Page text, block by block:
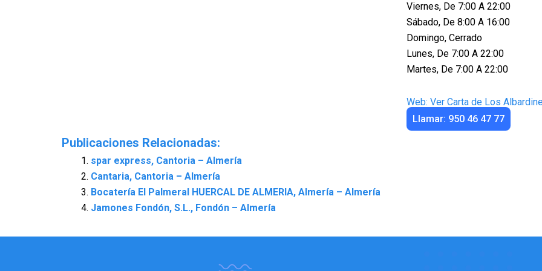
Viernes, De 7:00 A 22:00
Sábado, De 8:00 A 16:00
Domingo, Cerrado
Lunes, De 7:00 A 22:00
Martes, De 7:00 A 22:00
Web: Ver Carta de Los
Llamar: 950 46 47 77
Publicaciones Relacionadas:
spar express, Cantoria – Almería
Cantaria, Cantoria – Almería
Bocatería El Palmeral HUERCAL DE ALMERIA, Almería – Almería
Jamones Fondón, S.L., Fondón – Almería